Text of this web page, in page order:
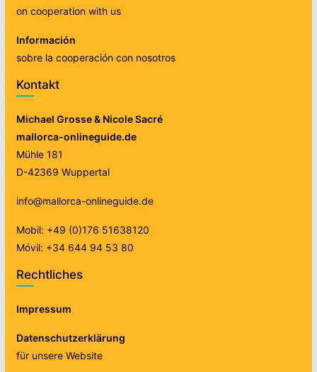
on cooperation with us
Información
sobre la cooperación con nosotros
Kontakt
Michael Grosse & Nicole Sacré
mallorca-onlineguide.de
Mühle 181
D-42369 Wuppertal
info@mallorca-onlineguide.de
Mobil: +49 (0)176 51638120
Móvil: +34 644 94 53 80
Rechtliches
Impressum
Datenschutzerklärung
für unsere Website